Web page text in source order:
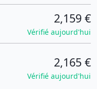
2,159 €
Vérifié aujourd'hui
2,165 €
Vérifié aujourd'hui